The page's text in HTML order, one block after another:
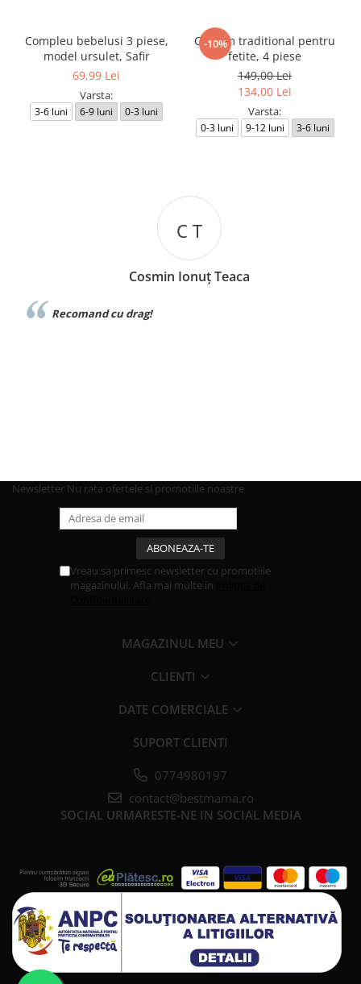
Compleu bebelusi 3 piese,
model ursulet, Safir
69,99 Lei
Varsta:
3-6 luni 6-9 luni 0-3 luni
-10%
Costum traditional pentru
fetite, 4 piese
149,00 Lei
134,00 Lei
Varsta:
0-3 luni 9-12 luni 3-6 luni
C T
Cosmin Ionuț Teaca
Recomand cu drag!
Newsletter Nu rata ofertele si promotiile noastre
Vreau sa primesc newsletter cu promotiile
magazinului. Afla mai multe in
MAGAZINUL MEU
CLIENTI
DATE COMERCIALE
SUPORT CLIENTI
0774980197
contact@bestmama.ro
SOCIAL URMARESTE-NE IN SOCIAL MEDIA